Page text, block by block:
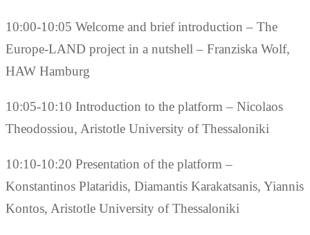
10:00-10:05 Welcome and brief introduction – The
Europe-LAND project in a nutshell – Franziska Wolf,
HAW Hamburg
10:05-10:10 Introduction to the platform – Nicolaos
Theodossiou, Aristotle University of Thessaloniki
10:10-10:20 Presentation of the platform –
Konstantinos Plataridis, Diamantis Karakatsanis, Yiannis
Kontos, Aristotle University of Thessaloniki